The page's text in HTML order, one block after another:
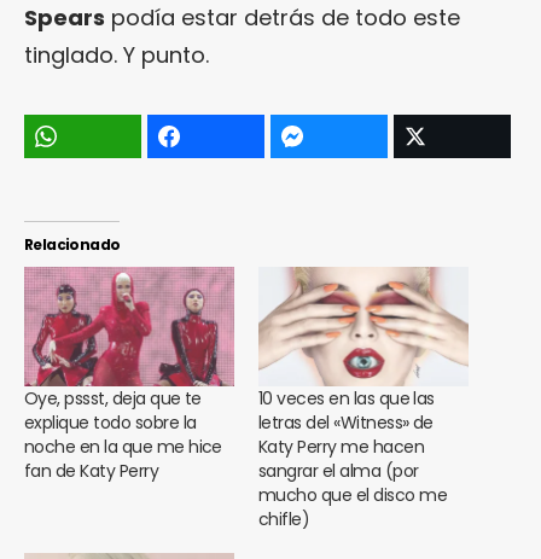
Spears podía estar detrás de todo este
tinglado. Y punto.
Relacionado
Oye, pssst, deja que te
explique todo sobre la
noche en la que me hice
fan de Katy Perry
10 veces en las que las
letras del «Witness» de
Katy Perry me hacen
sangrar el alma (por
mucho que el disco me
chifle)